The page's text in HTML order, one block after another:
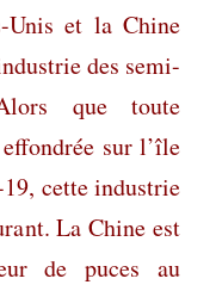
Unis et la Chine
des semi-
que toute
sur l’île
cette industrie
La Chine est
de puces au